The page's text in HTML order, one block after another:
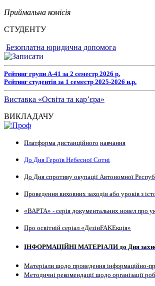
Приймальна комісія
СТУДЕНТУ
Безоплатна юридична допомога
Рейтинг групи А-41 за 2 семестр 2026 р.
Рейтинг студентів за 1 семестр 2025-2026 н.р.
Виставка «Освіта та кар’єра»
ВИКЛАДАЧУ
Платформа дистанційного навчання
До Дня Героїв Небесної Сотні
До Дня спротиву окупації Автономної
Проведення виховних заходів або уроків з
«ВАРТА» - серія документальних новел про
Про освітній серіал «ДезінFAKEкція»
ІНФОРМАЦІЙНІ МАТЕРІАЛИ до Дня
Матеріали щодо проведення інформаційно-
Методичні рекомендації щодо організації